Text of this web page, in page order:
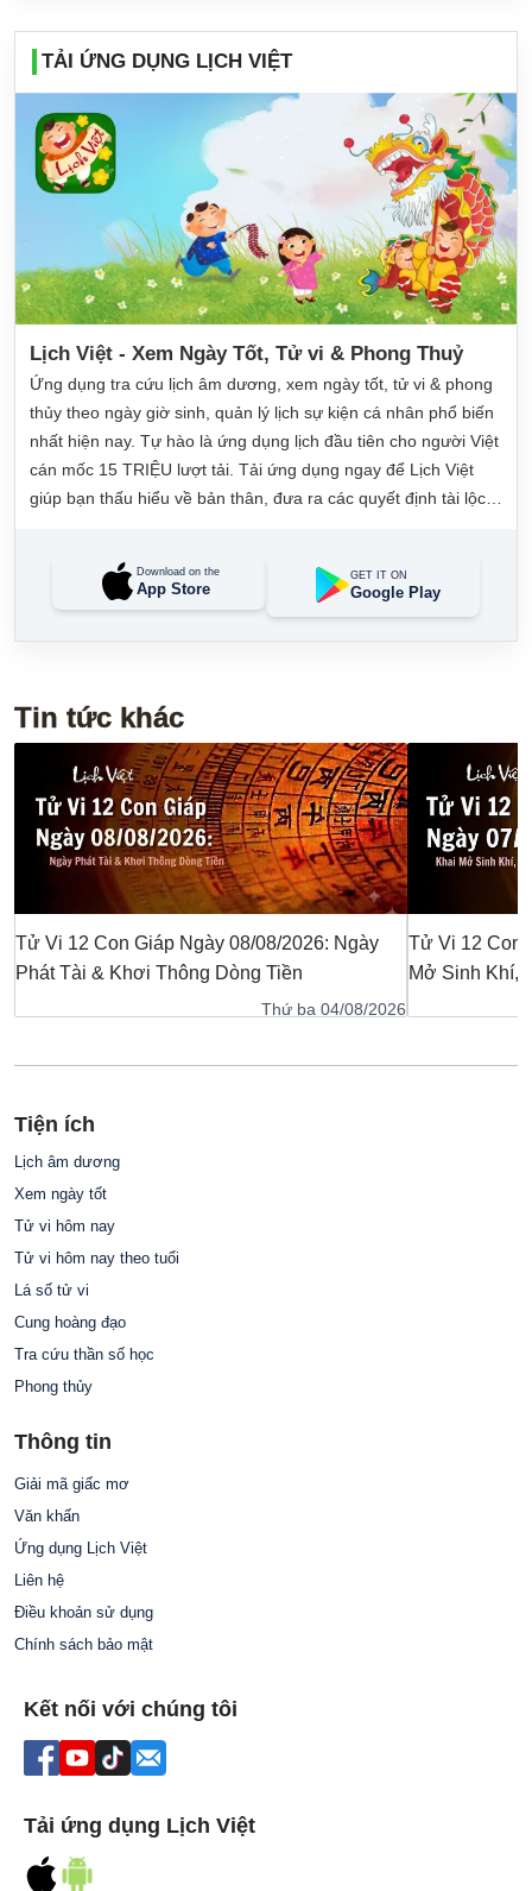
TẢI ỨNG DỤNG LỊCH VIỆT
Lịch Việt - Xem Ngày Tốt, Tử vi & Phong Thuỷ
Ứng dụng tra cứu lịch âm dương, xem ngày tốt, tử vi & phong
thủy theo ngày giờ sinh, quản lý lịch sự kiện cá nhân phổ biến
nhất hiện nay. Tự hào là ứng dụng lịch đầu tiên cho người Việt
cán mốc 15 TRIỆU lượt tải. Tải ứng dụng ngay để Lịch Việt
giúp bạn thấu hiểu về bản thân, đưa ra các quyết định tài lộc,
Download on the
App Store
GET IT ON
Google Play
Tin tức khác
Tử Vi 12 Con Giáp Ngày 08/08/2026: Ngày
Phát Tài & Khơi Thông Dòng Tiền
Thứ ba 04/08/2026
Tử Vi 12 Con
Mở Sinh Khí,
Tiện ích
Lịch âm dương
Xem ngày tốt
Tử vi hôm nay
Tử vi hôm nay theo tuổi
Lá số tử vi
Cung hoàng đạo
Tra cứu thần số học
Phong thủy
Thông tin
Giải mã giấc mơ
Văn khấn
Ứng dụng Lịch Việt
Liên hệ
Điều khoản sử dụng
Chính sách bảo mật
Kết nối với chúng tôi
Tải ứng dụng Lịch Việt